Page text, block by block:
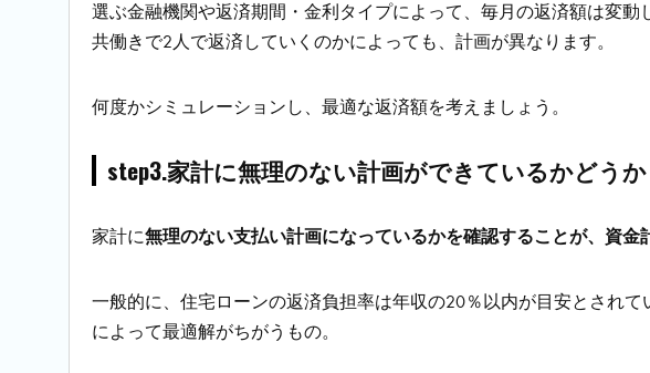
選ぶ金融機関や返済期間・金利タイプによって、毎月の返済額は変動
共働きで2人で返済していくのかによっても、計画が異なります。
何度かシミュレーションし、最適な返済額を考えましょう。
step3.家計に無理のない計画ができているかどうか
家計に無理のない支払い計画になっているかを確認することが、資金
一般的に、住宅ローンの返済負担率は年収の20％以内が目安とされ
によって最適解がちがうもの。